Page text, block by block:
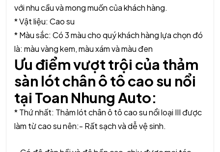
với nhu cầu và mong muốn của khách hàng.
* Vật liệu: Cao su
* Màu sắc: Có 3 màu cho quý khách hàng lựa chọn đó
là: màu vàng kem, màu xám và màu đen
Ưu điểm vượt trội của thảm
sàn lót chân ô tô cao su nổi
tại Toan Nhung Auto:
* Thứ nhất: Thảm lót chân ô tô cao su nổi loại III được
làm từ cao su nên:- Rất sạch và dễ vệ sinh.